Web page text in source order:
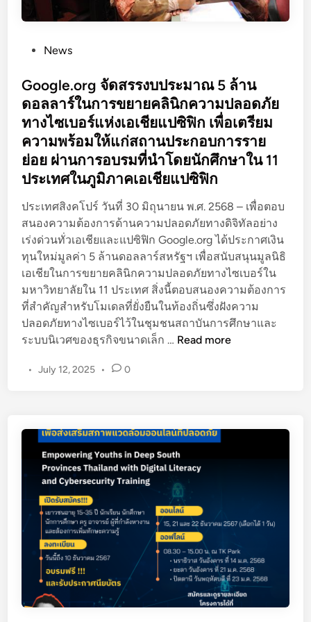
i
ห
รั
บ
ผู้
ร
ะ
ก
อ
บ
ก
า
ร
S
M
E
,
E
s
s
t
e
i
n
News
Google.org จัดสรรงบประมาณ 5 ล้าน
ดอลลาร์ในการขยายคลินิกความปลอดภัย
ทางไซเบอร์แห่งเอเชียแปซิฟิก เพื่อเตรียม
ความพร้อมให้แก่สถานประกอบการราย
ย่อย ผ่านการอบรมที่นำโดยนักศึกษาใน 11
ประเทศในภูมิภาคเอเชียแปซิฟิก
ประเทศสิงคโปร์ วันที่ 30 มิถุนายน พ.ศ. 2568 – เพื่อตอบ
สนองความต้องการด้านความปลอดภัยทางดิจิทัลอย่าง
เร่งด่วนทั่วเอเชียและแปซิฟิก Google.org ได้ประกาศเงิน
ทุนใหม่มูลค่า 5 ล้านดอลลาร์สหรัฐฯ เพื่อสนับสนุนมูลนิธิ
เอเชียในการขยายคลินิกความปลอดภัยทางไซเบอร์ใน
มหาวิทยาลัยใน 11 ประเทศ สิ่งนี้ตอบสนองความต้องการ
ที่สําคัญสําหรับโมเดลที่ยั่งยืนในท้องถิ่นซึ่งฝังความ
ปลอดภัยทางไซเบอร์ไว้ในชุมชนสถาบันการศึกษาและ
ระบบนิเวศของธุรกิจขนาดเล็ก … G
.
o
r
g
จั
ด
ส
ร
ร
บ
Read more
• July 12, 2025 • 0